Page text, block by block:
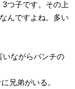
つ子です。その上
んですよね。多い
いながらパンチの
兄弟がいる。